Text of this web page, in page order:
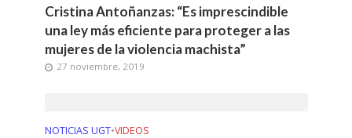
Cristina Antoñanzas: “Es imprescindible
una ley más eficiente para proteger a las
mujeres de la violencia machista”
27 noviembre, 2019
NOTICIAS UGT•VIDEOS